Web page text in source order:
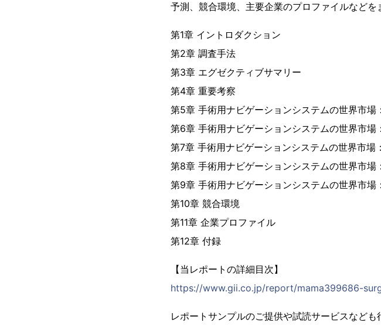
予測、競合環境、主要企業のプロファイルなどを
第1章 イントロダクション
第2章 調査手法
第3章 エグゼクティブサマリー
第4章 重要考察
第5章 手術用ナビゲーションシステムの世界市場
第6章 手術用ナビゲーションシステムの世界市場
第7章 手術用ナビゲーションシステムの世界市場
第8章 手術用ナビゲーションシステムの世界市場
第9章 手術用ナビゲーションシステムの世界市場
第10章 競合環境
第11章 企業プロファイル
第12章 付録
【当レポートの詳細目次】
https://www.gii.co.jp/report/mama399686-
レポートサンプルのご提供や試読サービスなども